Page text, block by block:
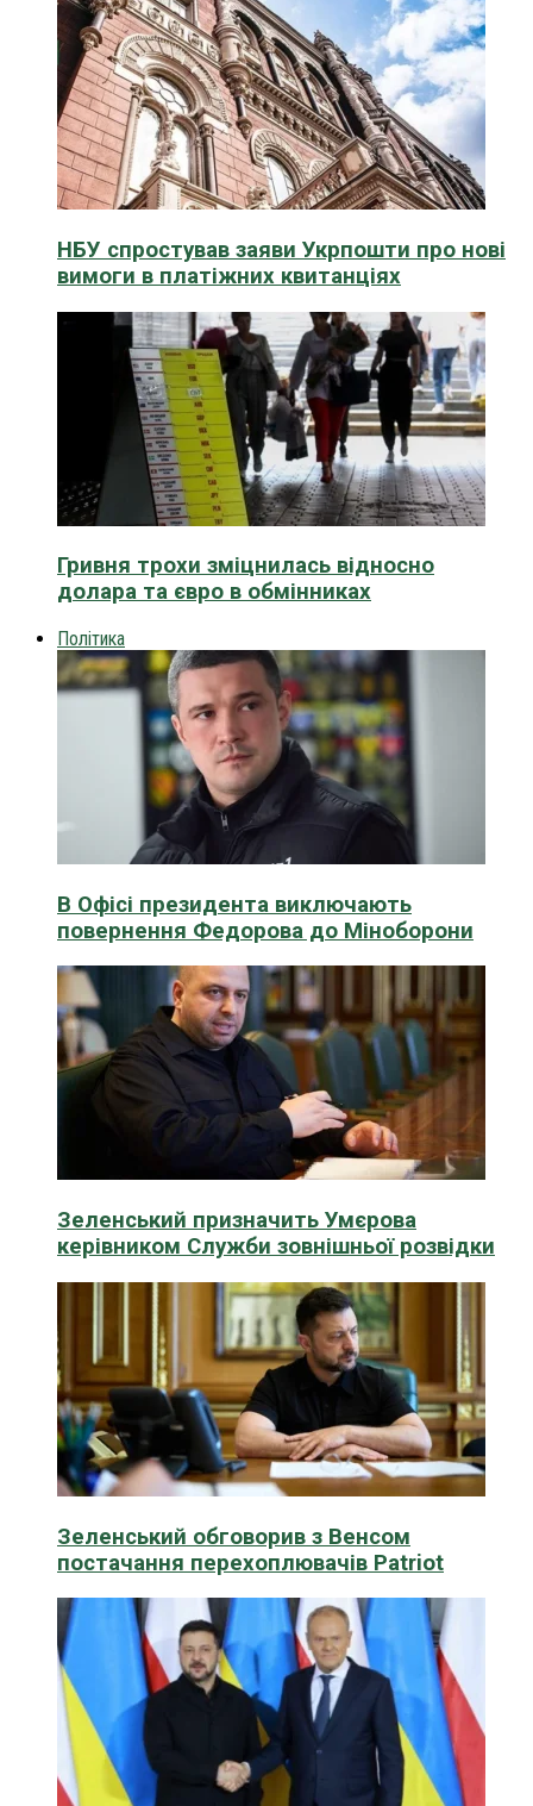
НБУ спростував заяви Укрпошти про нові
вимоги в платіжних квитанціях
Гривня трохи зміцнилась відносно
долара та євро в обмінниках
Політика
В Офісі президента виключають
повернення Федорова до Міноборони
Зеленський призначить Умєрова
керівником Служби зовнішньої розвідки
Зеленський обговорив з Венсом
постачання перехоплювачів Patriot